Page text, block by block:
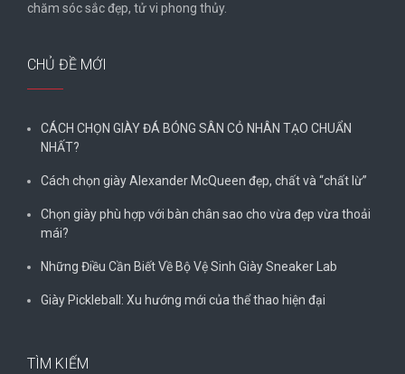
chăm sóc sắc đẹp, tử vi phong thủy.
CHỦ ĐỀ MỚI
CÁCH CHỌN GIÀY ĐÁ BÓNG SÂN CỎ NHÂN TẠO CHUẨN
NHẤT?
Cách chọn giày Alexander McQueen đẹp, chất và “chất lừ”
Chọn giày phù hợp với bàn chân sao cho vừa đẹp vừa thoải
mái?
Những Điều Cần Biết Về Bộ Vệ Sinh Giày Sneaker Lab
Giày Pickleball: Xu hướng mới của thể thao hiện đại
TÌM KIẾM